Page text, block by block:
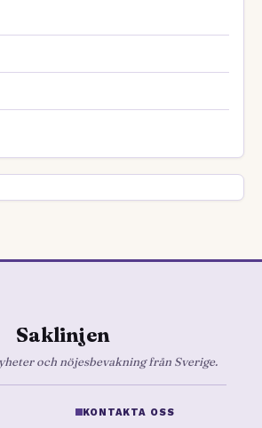
Saklinjen
och nöjesbevakning från Sverige.
KONTAKTA OSS